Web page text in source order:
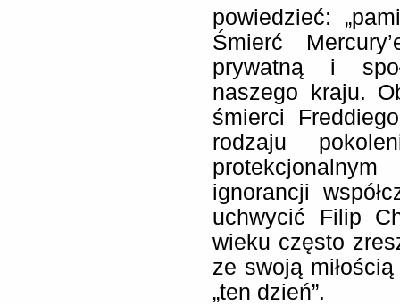
powiedzieć:
Śmierć
prywatną i
naszego kraju.
śmierci
rodzaju
ignorancji
uchwycić Filip
wieku często
ze swoją
„ten dzień”.